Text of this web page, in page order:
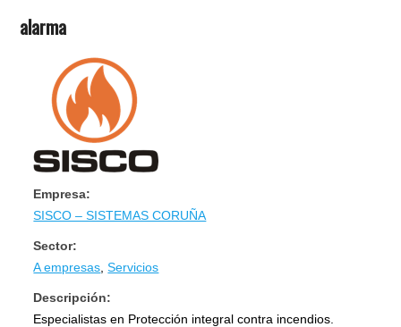
alarma
Empresa:
SISCO – SISTEMAS CORUÑA
Sector:
A empresas ,Servicios
Descripción:
Especialistas en Protección integral contra incendios.